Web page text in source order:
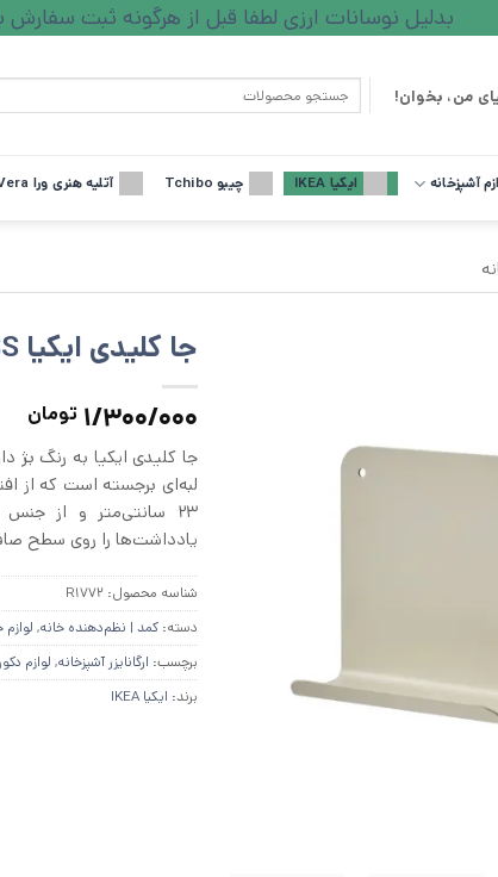
بدلیل نوسانات ارزی لطفا قبل از هرگونه ثبت سفارش با شماره - 63 48 95
من، بخوان!
برای:
آشپزخانه ایکیا IKEA چیبو Tchibo آتلیه هنری ورا Vera
جا کلیدی ایکیا HAVREKROSS
1/300/000 تومان
لبه‌ای برجسته‌ است که از
۲۳ سانتی‌متر و از
یادداشت‌ها را روی سطح
شناسه محصول:R1772
دسته:کمد | نظم‌دهنده خانه, لوازم
برچسب: ارگانایزر آشپزخانه, لوازم
برند: ایکیا IKEA